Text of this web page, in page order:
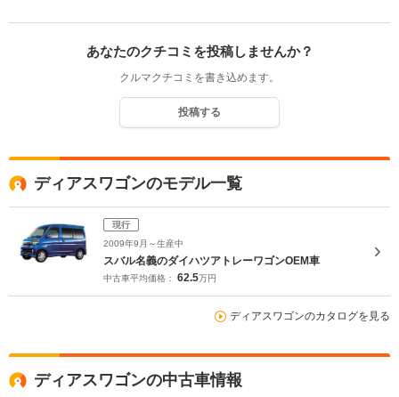
あなたのクチコミを投稿しませんか？
クルマクチコミを書き込めます。
投稿する
ディアスワゴンのモデル一覧
現行
2009年9月～生産中
スバル名義のダイハツアトレーワゴンOEM車
中古車平均価格： 62.5万円
ディアスワゴンのカタログを見る
ディアスワゴンの中古車情報